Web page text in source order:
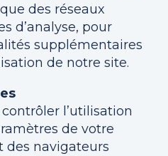
des réseaux
d’analyse, pour
supplémentaires
de notre site.
l’utilisation
de votre
des navigateurs